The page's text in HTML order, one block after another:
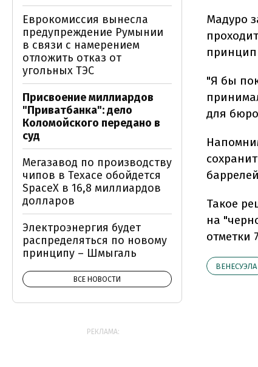
Мадуро
принцип
"Я бы
для
Такое
на
отметки
ВЕНЕСУЭЛА
Еврокомиссия вынесла
предупреждение Румынии
в связи с намерением
отложить отказ от
угольных ТЭС
Присвоение миллиардов
"Приватбанка": дело
Коломойского передано в
суд
Мегазавод по производству
чипов в Техасе обойдется
SpaceX в 16,8 миллиардов
долларов
Электроэнергия будет
распределяться по новому
принципу – Шмыгаль
ВСЕ НОВОСТИ
РЕКЛАМА: